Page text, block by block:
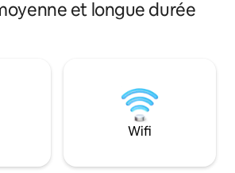
et longue durée
Wifi